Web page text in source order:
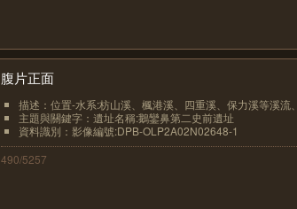
腹片正面
描述：位置-水系:枋山溪、楓港溪、四重溪、保力溪等溪流
主題與關鍵字：遺址名稱:鵝鑾鼻第二史前遺址
資料識別：影像編號:DPB-OLP2A02N02648-1
490/5257